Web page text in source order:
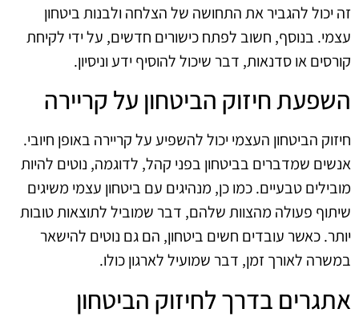
זה יכול להגביר את התחושה של הצלחה ולבנות ביטחון
עצמי. בנוסף, חשוב לפתח כישורים חדשים, על ידי לקיחת
קורסים או סדנאות, דבר שיכול להוסיף ידע וניסיון.
השפעת חיזוק הביטחון על קריירה
חיזוק הביטחון העצמי יכול להשפיע על קריירה באופן חיובי.
אנשים שמדברים בביטחון בפני קהל, לדוגמה, נוטים להיות
מובילים טבעיים. כמו כן, מנהיגים עם ביטחון עצמי משיגים
שיתוף פעולה מהצוות שלהם, דבר שמוביל לתוצאות טובות
יותר. כאשר עובדים חשים ביטחון, הם גם נוטים להישאר
במשרה לאורך זמן, דבר שמועיל לארגון כולו.
אתגרים בדרך לחיזוק הביטחון